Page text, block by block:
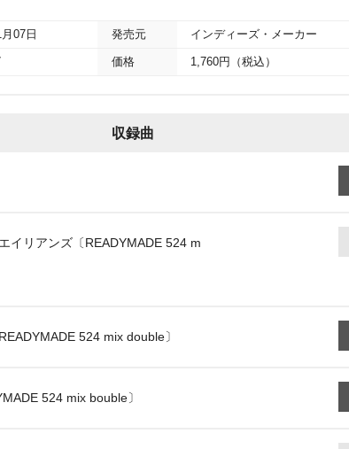
07日 発売元 インディーズ・メーカー
価格 1,760円（税込）
収録曲
イリアンズ〔READYMADE 524 m
524 mix double〕
524 mix bouble〕